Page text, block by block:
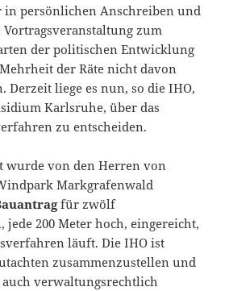
in persönlichen Anschreiben und
zum
der politischen Entwicklung
der Räte nicht davon
Derzeit liege es nun, so die IHO,
Karlsruhe, über das
zu entscheiden.
wurde von den Herren von
Markgrafenwald
für zwölf
200 Meter hoch, eingereicht,
läuft. Die IHO ist
zusammenzustellen und
verwaltungsrechtlich